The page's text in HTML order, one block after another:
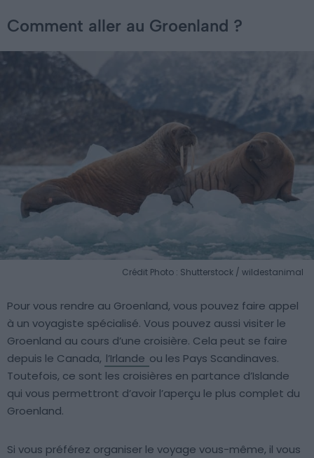
Comment aller au Groenland ?
Crédit Photo : Shutterstock / wildestanimal
Pour vous rendre au Groenland, vous pouvez faire appel
à un voyagiste spécialisé. Vous pouvez aussi visiter le
Groenland au cours d’une croisière. Cela peut se faire
depuis le Canada, l’Irlande ou les Pays Scandinaves.
Toutefois, ce sont les croisières en partance d’Islande
qui vous permettront d’avoir l’aperçu le plus complet du
Groenland.
Si vous préférez organiser le voyage vous-même, il vous